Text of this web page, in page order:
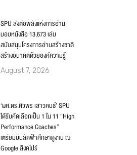
SPU ส่งต่อพลังแห่งการอ่าน
มอบหนังสือ 13,673 เล่ม
สนับสนุนโครงการอ่านสร้างชาติ
สร้างอนาคตด้วยองค์ความรู้
August 7, 2026
‘ผศ.ดร.ศิวพร เสาวคนธ์’ SPU
ได้รับคัดเลือกเป็น 1 ใน 11 “High
Performance Coaches”
เตรียมบินลัดฟ้าศึกษาดูงาน ณ
Google สิงคโปร์